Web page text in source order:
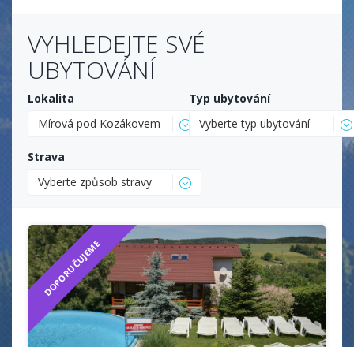
VYHLEDEJTE SVÉ
UBYTOVÁNÍ
Lokalita
Mírová pod Kozákovem
Typ ubytování
Vyberte typ ubytování
Strava
Vyberte způsob stravy
DOPORUČUJEME